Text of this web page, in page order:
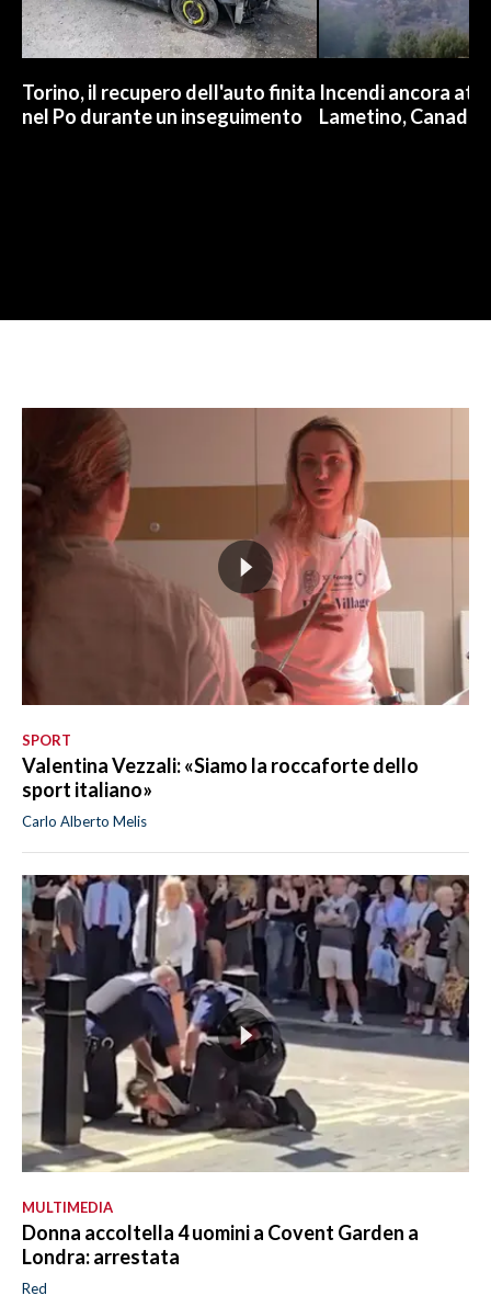
Torino, il recupero dell'auto finita
nel Po durante un inseguimento
Incendi ancora
Lametino,
SPORT
Valentina Vezzali: «Siamo la roccaforte dello
sport italiano»
Carlo Alberto Melis
MULTIMEDIA
Donna accoltella 4 uomini a Covent Garden a
Londra: arrestata
Red